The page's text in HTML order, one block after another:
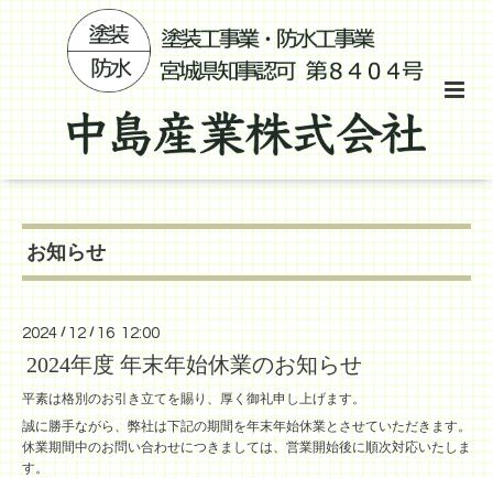
お知らせ
2024 / 12 / 16 12:00
2024年度 年末年始休業のお知らせ
平素は格別のお引き立てを賜り、厚く御礼申し上げます。
誠に勝手ながら、弊社は下記の期間を年末年始休業とさせていただきます。
休業期間中のお問い合わせにつきましては、営業開始後に順次対応いたしま
す。